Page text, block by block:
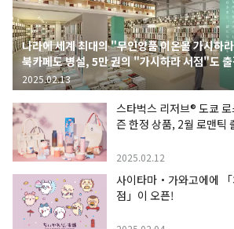
나라에 세계 최대의 "무인양품 이온몰 가시하
북카페도 병설, 5만 권의 "가시하라 서점"도
2025.02.13
스타벅스 리저브® 도쿄
즌 한정 상품, 2월 로맨틱
2025.02.12
사이타마・가와고에에
점」이 오픈!